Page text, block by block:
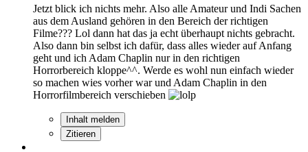
Jetzt blick ich nichts mehr. Also alle Amateur und Indi Sachen
aus dem Ausland gehören in den Bereich der richtigen
Filme??? Lol dann hat das ja echt überhaupt nichts gebracht.
Also dann bin selbst ich dafür, dass alles wieder auf Anfang
geht und ich Adam Chaplin nur in den richtigen
Horrorbereich kloppe^^. Werde es wohl nun einfach wieder
so machen wies vorher war und Adam Chaplin in den
Horrorfilmbereich verschieben
Inhalt melden
Zitieren